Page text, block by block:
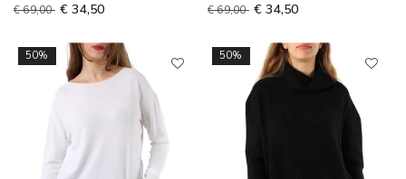
€ 69,00 € 34,50 € 69,00 € 34,50
50% 50%